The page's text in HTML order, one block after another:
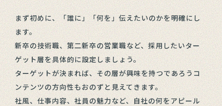
まず初めに、「誰に」「何を」伝えたいのかを明確にし
ます。
新卒の技術職、第二新卒の営業職など、採用したいター
ゲット層を具体的に設定しましょう。
ターゲットが決まれば、その層が興味を持つであろうコ
ンテンツの方向性もおのずと見えてきます。
社風、仕事内容、社員の魅力など、自社の何をアピール